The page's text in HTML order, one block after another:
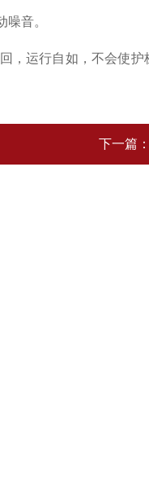
音。
运行自如，不会使护
下一篇：